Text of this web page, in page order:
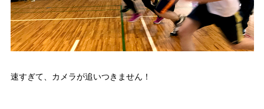
速すぎて、カメラが追いつきません！